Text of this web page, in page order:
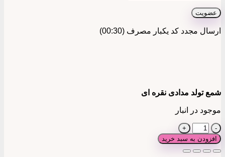
عضویت
ارسال مجدد کد یکبار مصرف (00:
30
)
شمع تولد مدادی نقره ای
موجود در انبار
شمع
تولد
مدادی
افزودن به سبد خرید